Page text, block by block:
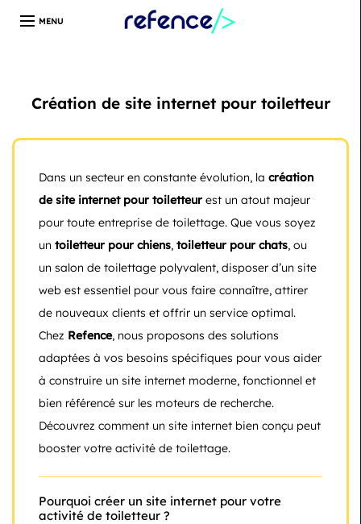
Développeur web freelance expert en création de site
WordPress | Île-de-France | Depuis 13 ans
Création de site internet pour toiletteur
Dans un secteur en constante évolution, la création
de site internet pour toiletteur est un atout majeur
pour toute entreprise de toilettage. Que vous soyez
un toiletteur pour chiens, toiletteur pour chats, ou
un salon de toilettage polyvalent, disposer d’un site
web est essentiel pour vous faire connaître, attirer
de nouveaux clients et offrir un service optimal.
Chez Refence, nous proposons des solutions
adaptées à vos besoins spécifiques pour vous aider
à construire un site internet moderne, fonctionnel et
bien référencé sur les moteurs de recherche.
Découvrez comment un site internet bien conçu peut
booster votre activité de toilettage.
Pourquoi créer un site internet pour votre
activité de toiletteur ?